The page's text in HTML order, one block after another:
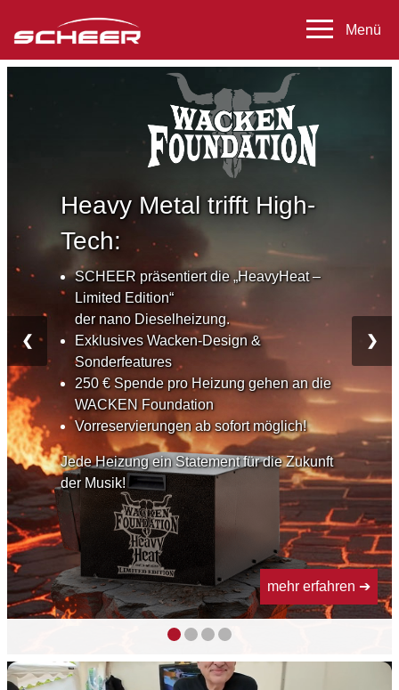
Heavy Metal trifft High-
Tech:
SCHEER präsentiert die „HeavyHeat –
Limited Edition“
der nano Dieselheizung.
Exklusives Wacken-Design &
Sonderfeatures
250 € Spende pro Heizung gehen an die
WACKEN Foundation
Vorreservierungen ab sofort möglich!
Jede Heizung ein Statement für die Zukunft
der Musik!
mehr erfahren
❮ ❯